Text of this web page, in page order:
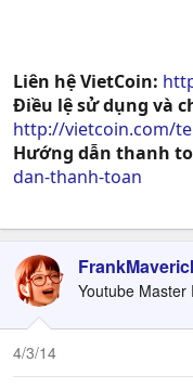
Liên hệ VietCoin:
Điều lệ sử dụng và
http://vietcoin.com/
Hướng dẫn thanh
dan-thanh-toan
Youtube Master
4/3/14